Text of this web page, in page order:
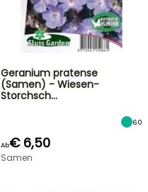
Geranium pratense
(Samen) - Wiesen-
Storchsch…
60
Ab€ 6,50
Samen